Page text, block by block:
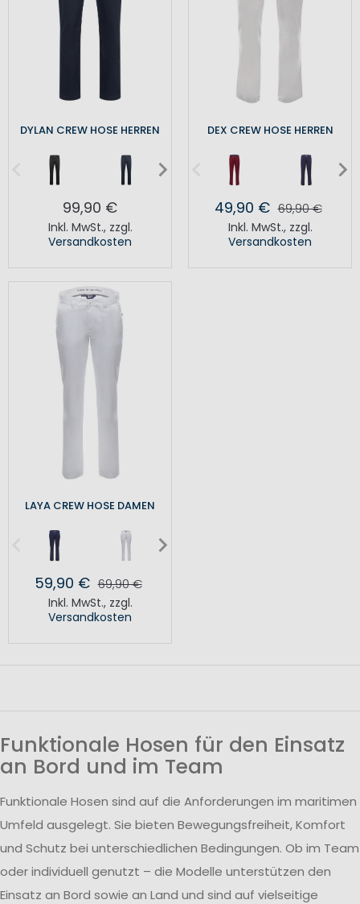
DYLAN CREW HOSE HERREN
99,90 €
Inkl. MwSt., zzgl.
Versandkosten
DEX CREW HOSE HERREN
49,90 € 69,90 €
Inkl. MwSt., zzgl.
Versandkosten
LAYA CREW HOSE DAMEN
59,90 € 69,90 €
Inkl. MwSt., zzgl.
Versandkosten
Funktionale Hosen für den Einsatz
an Bord und im Team
Funktionale Hosen sind auf die Anforderungen im maritimen
Umfeld ausgelegt. Sie bieten Bewegungsfreiheit, Komfort
und Schutz bei unterschiedlichen Bedingungen. Ob im Team
oder individuell genutzt – die Modelle unterstützen den
Einsatz an Bord sowie an Land und sind auf vielseitige